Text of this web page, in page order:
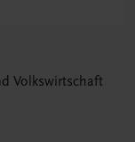
Volkswirtschaft